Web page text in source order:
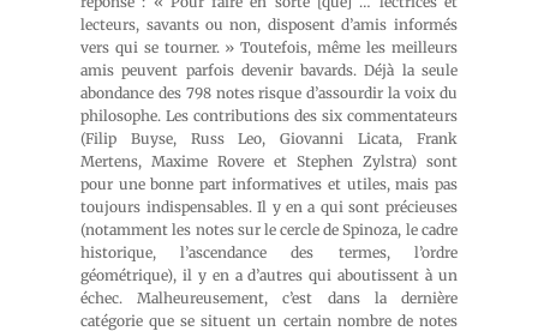
lecteurs, savants ou non, disposent d’amis informés
vers qui se tourner. » Toutefois, même les meilleurs
amis peuvent parfois devenir bavards. Déjà la seule
abondance des 798 notes risque d’assourdir la voix du
philosophe. Les contributions des six commentateurs
(Filip Buyse, Russ Leo, Giovanni Licata, Frank
Mertens, Maxime Rovere et Stephen Zylstra) sont
pour une bonne part informatives et utiles, mais pas
toujours indispensables. Il y en a qui sont précieuses
(notamment les notes sur le cercle de Spinoza, le cadre
historique, l’ascendance des termes, l’ordre
géométrique), il y en a d’autres qui aboutissent à un
échec. Malheureusement, c’est dans la dernière
catégorie que se situent un certain nombre de notes